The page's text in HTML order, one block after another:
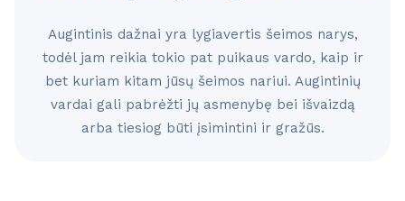
Augintinis dažnai yra lygiavertis šeimos narys,
todėl jam reikia tokio pat puikaus vardo, kaip ir
bet kuriam kitam jūsų šeimos nariui. Augintinių
vardai gali pabrėžti jų asmenybę bei išvaizdą
arba tiesiog būti įsimintini ir gražūs.